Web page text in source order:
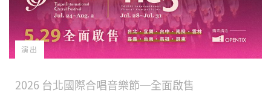
演出
2026 台北國際合唱音樂節─全面啟售